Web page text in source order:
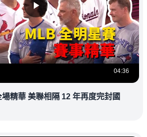
04:36
精華 美聯相隔 12 年再度完封國